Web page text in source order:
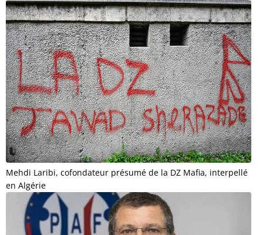
Mehdi Laribi, cofondateur présumé de la DZ Mafia, interpellé
en Algérie